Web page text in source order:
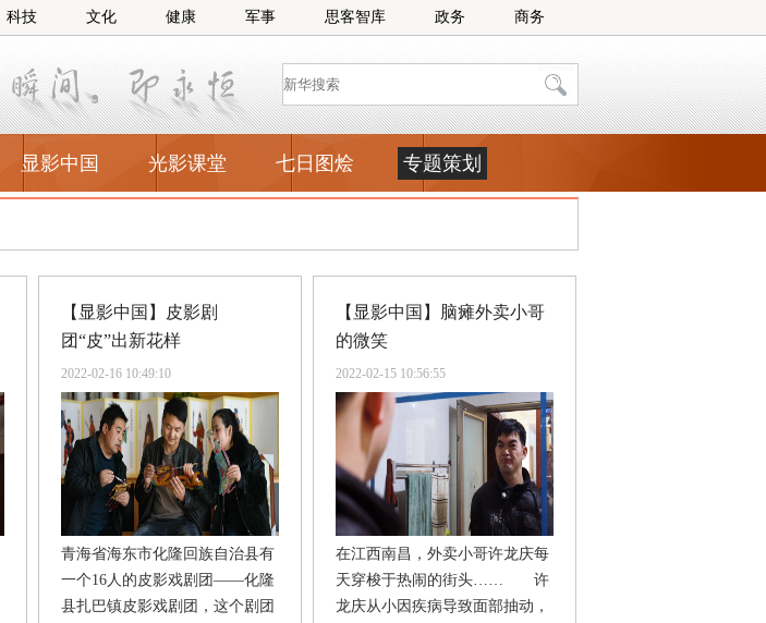
科技 文化 健康 军事 思客智库 政务 商务
显影中国 光影课堂 七日图烩 专题策划
【显影中国】皮影剧
团“皮”出新花样
2022-02-16 10:49:10
青海省海东市化隆回族自治县有
一个16人的皮影戏剧团——化隆
县扎巴镇皮影戏剧团，这个剧团
【显影中国】脑瘫外卖小哥
的微笑
2022-02-15 10:56:55
在江西南昌，外卖小哥许龙庆每
天穿梭于热闹的街头…… 许
龙庆从小因疾病导致面部抽动，